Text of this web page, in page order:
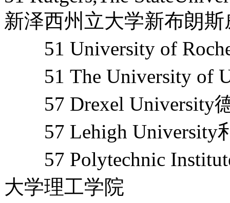
新泽西州立大学新布朗斯
51 University of
51 The University of
57 Drexel University
57 Lehigh University
57 Polytechnic
大学理工学院